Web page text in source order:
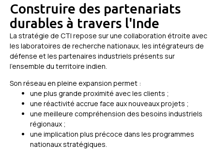
Construire des partenariats
durables à travers l'Inde
La stratégie de CTI repose sur une collaboration étroite avec
les laboratoires de recherche nationaux, les intégrateurs de
défense et les partenaires industriels présents sur
l’ensemble du territoire indien.
Son réseau en pleine expansion permet :
une plus grande proximité avec les clients ;
une réactivité accrue face aux nouveaux projets ;
une meilleure compréhension des besoins industriels
régionaux ;
une implication plus précoce dans les programmes
nationaux stratégiques.